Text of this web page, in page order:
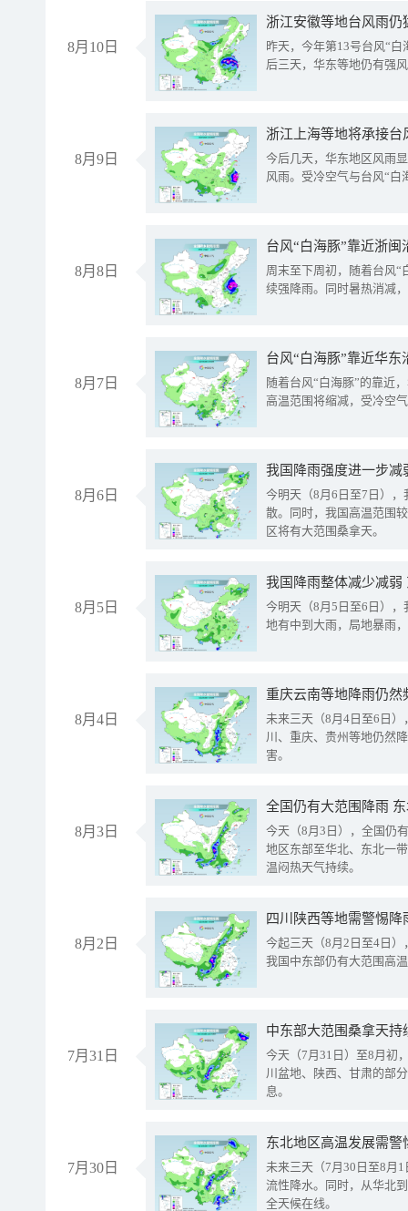
8月10日
浙江安徽等地台风雨
昨天，今年第13号台风“
后三天，华东等地仍有强
8月9日
浙江上海等地将承接台
今后几天，华东地区风雨
风雨。受冷空气与台风“白
8月8日
台风“白海豚”靠近浙
周末至下周初，随着台风“
续强降雨。同时暑热消减
8月7日
台风“白海豚”靠近华
随着台风“白海豚”的靠近
高温范围将缩减，受冷空
8月6日
今明天（8月6日至7日）
散。同时，我国高温范围
区将有大范围桑拿天。
8月5日
我国降雨整体减少减弱
今明天（8月5日至6日）
地有中到大雨，局地暴雨
8月4日
重庆云南等地降雨仍然
未来三天（8月4日至6日
川、重庆、贵州等地仍然
害。
8月3日
全国仍有大范围降雨
今天（8月3日），全国仍
地区东部至华北、东北一
温闷热天气持续。
8月2日
今起三天（8月2日至4日
我国中东部仍有大范围高
7月31日
中东部大范围桑拿天
今天（7月31日）至8月初
川盆地、陕西、甘肃的部
息。
7月30日
东北地区高温发展需
未来三天（7月30日至8月
流性降水。同时，从华北
全天候在线。